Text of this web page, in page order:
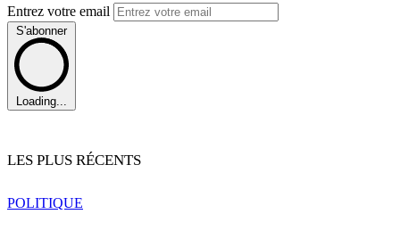
Entrez votre email
S'abonner
Loading...
LES PLUS RÉCENTS
POLITIQUE